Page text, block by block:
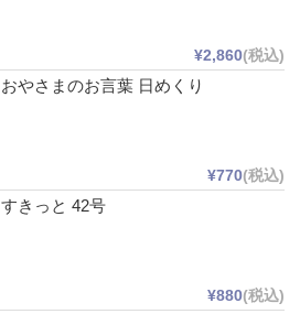
¥2,860(税込)
おやさまのお言葉 日めくり
¥770(税込)
すきっと 42号
¥880(税込)